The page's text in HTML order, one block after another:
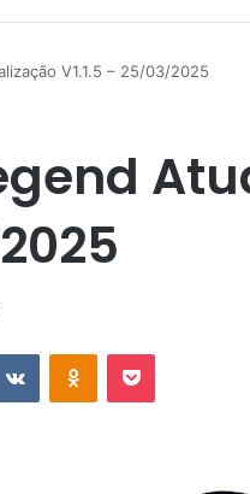
V1.1.5 – 25/03/2025